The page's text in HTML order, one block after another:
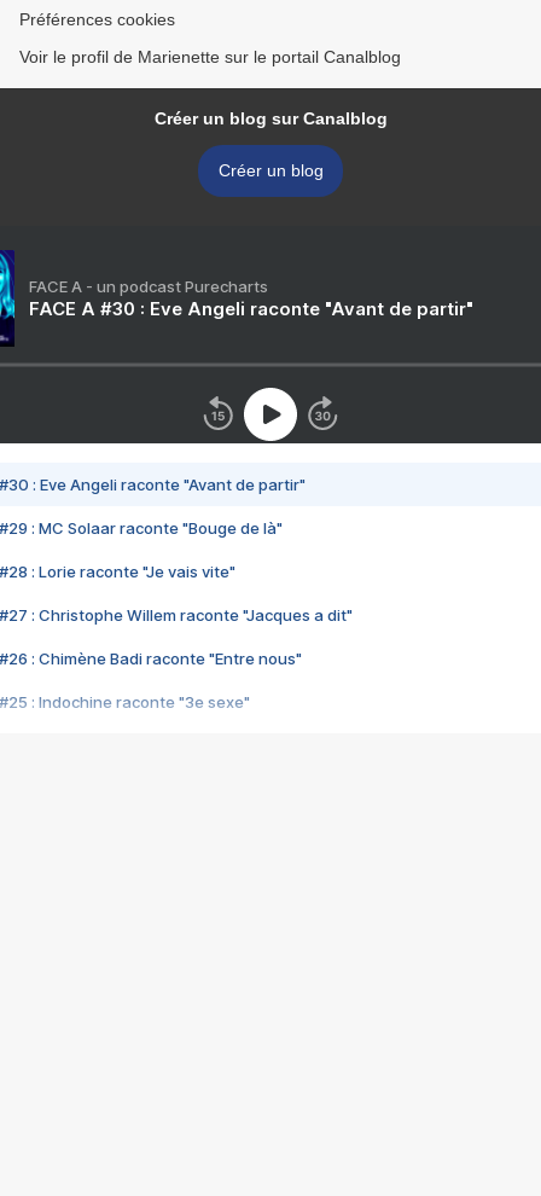
Préférences cookies
Voir le profil de Marienette sur le portail Canalblog
Créer un blog sur Canalblog
Créer un blog
FACE A - un podcast Purecharts
FACE A #30 : Eve Angeli raconte "Avant de partir"
#30 : Eve Angeli raconte "Avant de partir"
#29 : MC Solaar raconte "Bouge de là"
#28 : Lorie raconte "Je vais vite"
#27 : Christophe Willem raconte "Jacques a dit"
#26 : Chimène Badi raconte "Entre nous"
#25 : Indochine raconte "3e sexe"